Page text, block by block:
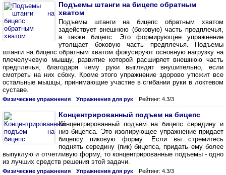
Подъемы штанги на бицепс обратным
хватом
Подъемы штанги на бицепс обратным хватом
задействует внешнюю (боковую) часть предплечья,
а также бицепс. Это формирующее упражнение
утолщает боковую часть предплечья. Подъемы
штанги на бицепс обратным хватом фокусируют основную нагрузку на
плечелучевую мышцу, развитие которой расширяет внешнюю часть
предплечья, благодаря чему руки выглядят внушительно, если
смотреть на них сбоку. Кроме этого упражнение здорово утюжит все
остальные мышцы, принимающие участие в сгибании руки в локтевом
суставе.
Физические упражнения Упражнения для рук Рейтинг: 4.3/3
Концентрированный подъем на бицепс
Концентрированный подъем на бицепс середину и
низ бицепса. Это изолирующее упражнение придает
бицепсу пиковую форму. Если вы стремитесь
поднять середину (пик) бицепса, придать ему более
выпуклую и отчетливую форму, то концентрированные подъемы - одно
из лучших средств решения этой задачи.
Физические упражнения Упражнения для рук Рейтинг: 4.3/3